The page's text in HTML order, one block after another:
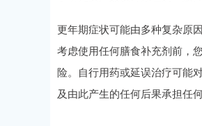
更年期症状可能由多种复杂原
考虑使用任何膳食补充剂前，
险。自行用药或延误治疗可能
及由此产生的任何后果承担任何